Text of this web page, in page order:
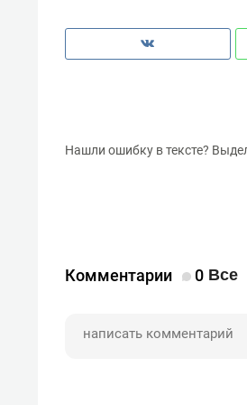
Нашли ошибку в тексте?
Комментарии 0 Все